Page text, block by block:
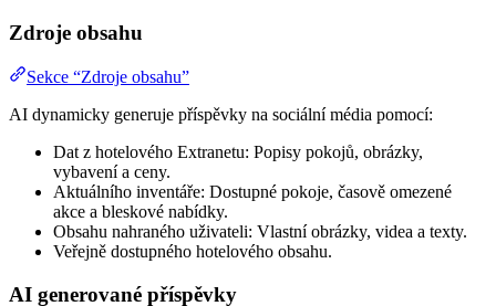
Zdroje obsahu
Sekce “Zdroje obsahu”
AI dynamicky generuje příspěvky na sociální média pomocí:
Dat z hotelového Extranetu: Popisy pokojů, obrázky,
vybavení a ceny.
Aktuálního inventáře: Dostupné pokoje, časově omezené
akce a bleskové nabídky.
Obsahu nahraného uživateli: Vlastní obrázky, videa a texty.
Veřejně dostupného hotelového obsahu.
AI generované příspěvky